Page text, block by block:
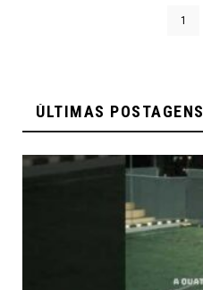
1
ÚLTIMAS POSTAGENS